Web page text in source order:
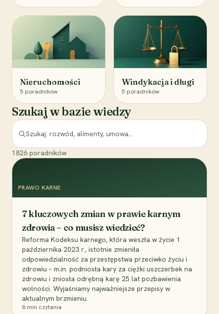
Nieruchomości
5 poradników
Windykacja i długi
5 poradników
Szukaj w bazie wiedzy
1826 poradników
PRAWO KARNE
7 kluczowych zmian w prawie karnym
zdrowia – co musisz wiedzieć?
Reforma Kodeksu karnego, która weszła w życie 1
października 2023 r., istotnie zmieniła
odpowiedzialność za przestępstwa przeciwko życiu i
zdrowiu – m.in. podniosła kary za ciężki uszczerbek na
zdrowiu i zniosła odrębną karę 25 lat pozbawienia
wolności. Wyjaśniamy najważniejsze przepisy w
aktualnym brzmieniu.
8 min czytania